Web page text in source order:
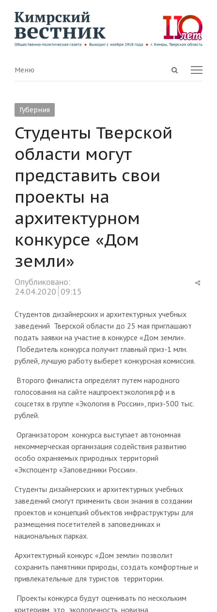
Open
Menu
Меню
Губерния
Студенты Тверской
области могут
представить свои
проекты на
архитектурном
конкурсе «Дом
земли»
Опубликовано:
24.04.2020 09:15
Студентов дизайнерских и архитектурных учебных
заведений Тверской области до 25 мая приглашают
подать заявки на участие в конкурсе «Дом земли».
Победитель конкурса получит главный приз-1 млн.
рублей, лучшую работу выберет конкурсная комиссия.
Второго финалиста определят путем народного
голосования на сайте нацпроектэкология.рф и в
соцсетях в группе «Экология в России», приз-500 тыс.
рублей.
Организатором конкурса выступает автономная
некоммерческая организация содействия развитию
особо охраняемых природных территорий
«Экспоцентр «Заповедники России».
Студенты дизайнерских и архитектурных учебных
заведений смогут применить свои знания в создании
проектов и концепций объектов инфраструктуры для
размещения посетителей в заповедниках и
национальных парках.
Архитектурный конкурс «Дом земли» позволит
сохранить памятники природы, создать комфортные и
привлекательные для туристов территории.
Проекты конкурса будут оценивать по нескольким
критериям, это экологичность, новизна,